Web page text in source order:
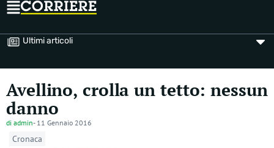
Ultimi articoli
Avellino, crolla un tetto: nessun
danno
di admin- 11 Gennaio 2016
Cronaca